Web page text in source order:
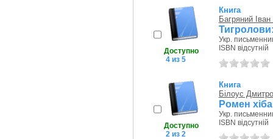
Доступно
4 из 5
Книга
Багряний
Укр.
ISBN відсутній
Доступно
2 из 2
Книга
Білоус Дмитро
Ромен
Укр.
ISBN відсутній